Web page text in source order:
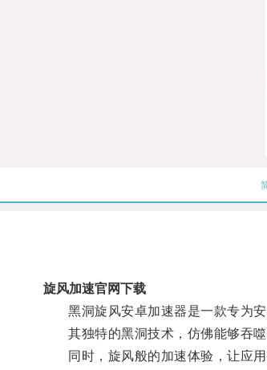
旋风加速官网下载
黑洞旋风安卓加速器是一款专为安
其独特的黑洞技术，仿佛能够吞噬
同时，旋风般的加速体验，让应用